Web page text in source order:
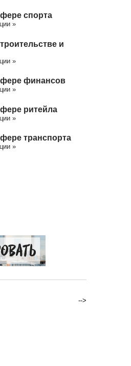
спорта
»
и
»
финансов
»
ритейла
»
транспорта
»
-->